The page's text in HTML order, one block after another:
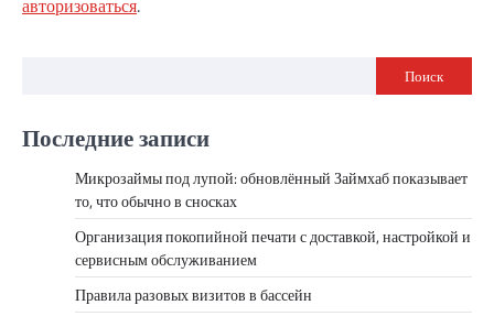
Поиск
Последние записи
Микрозаймы под лупой: обновлённый Займхаб показывает
то, что обычно в сносках
Организация покопийной печати с доставкой, настройкой и
сервисным обслуживанием
Правила разовых визитов в бассейн